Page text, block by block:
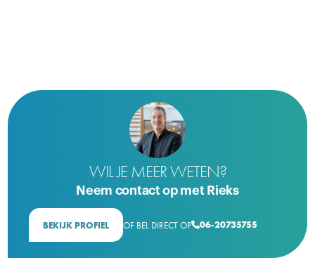
WIL JE MEER WETEN?
Neem contact op met Rieks
BEKIJK PROFIEL OF BEL DIRECT OP06-20735755